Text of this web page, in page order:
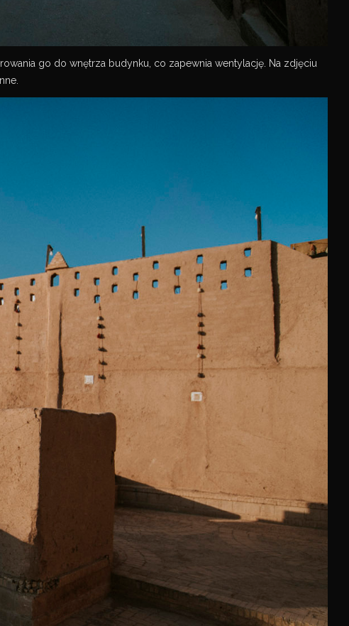
go do wnętrza budynku, co zapewnia wentylację. Na zdjęciu